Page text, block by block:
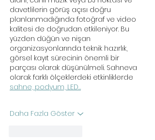
davetlilerin görüş açısı doğru
planlanmadığında fotoğraf ve video
kalitesi de doğrudan etkileniyor. Bu
yüzden düğün ve nişan
organizasyonlarında teknik hazırlık,
görsel kayıt sürecinin önemli bir
parçası olarak düşünülmeli. Sahneva
olarak farklı ölçeklerdeki etkinliklerde
sahne, podyum, LED…
Daha Fazla Göster